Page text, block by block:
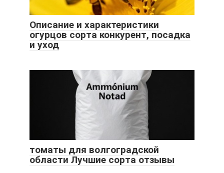
Описание и характеристики
огурцов сорта конкурент, посадка
и уход
томаты для волгоградской
области Лучшие сорта отзывы